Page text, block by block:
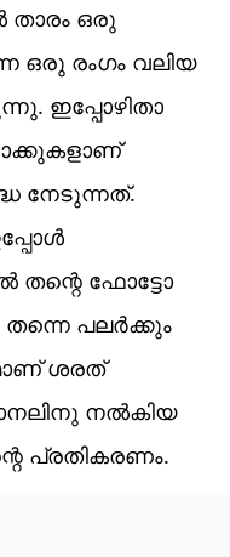
താരം ഒരു
ഒരു രംഗം വലിയ
ഇപ്പോഴിതാ
നേടുന്നത്.
തന്റെ ഫോട്ടോ
തന്നെ പലർക്കും
ശരത്
നൽകിയ
പ്രതികരണം.